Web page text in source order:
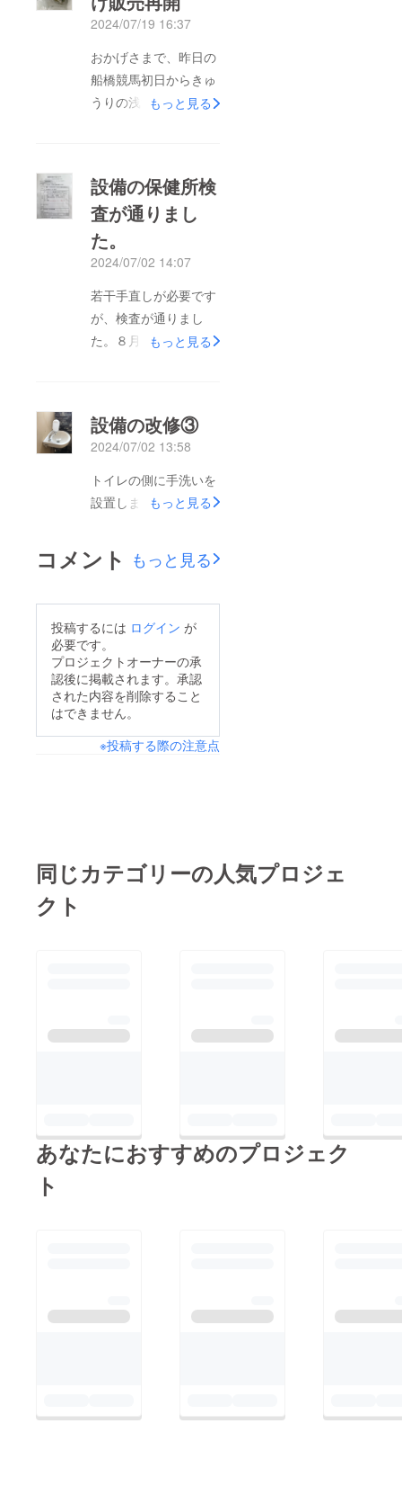
2024/07/19 16:37
おかげさまで、昨日の
船橋競馬初日からきゅ
うりの浅漬けの販売を
もっと見る
設備の保健所検
査が通りまし
た。
2024/07/02 14:07
若干手直しが必要です
が、検査が通りまし
た。８月に営業許可証
です。本当に感謝申し
上げます。許可証は８
月に交付され、製造再
開は今日からOKとな
ます。
もっと見る
設備の改修③
2024/07/02 13:58
トイレの側に手洗いを
設置しました。もっと見る
コメント もっと見る
投稿するには ログイン が
必要です。
プロジェクトオーナーの承
認後に掲載されます。承認
された内容を削除すること
はできません。
※投稿する際の注意点
同じカテゴリーの人気プロジェ
クト
あなたにおすすめのプロジェク
ト